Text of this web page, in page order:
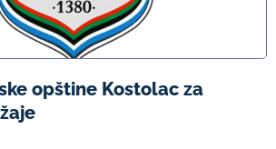
opštine Kostolac za